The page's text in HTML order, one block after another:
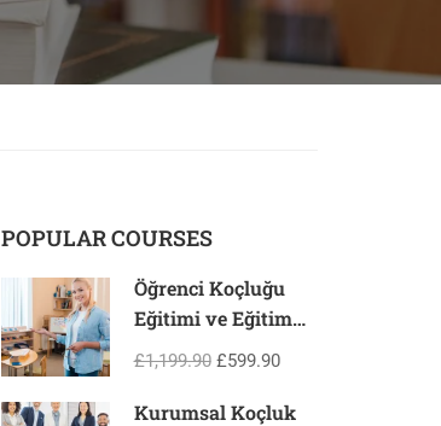
POPULAR COURSES
Öğrenci Koçluğu
Eğitimi ve Eğitim
Danışmanlığı
£1,199.90 £599.90
Kurumsal Koçluk